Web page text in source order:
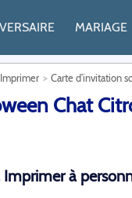
MARIAGE
Carte d’invitation
Chat
à